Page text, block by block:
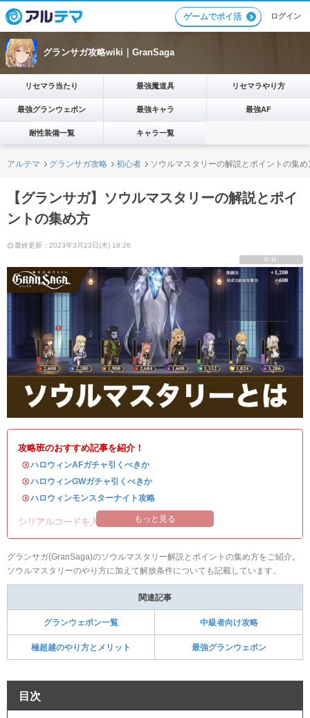
ゲームでポイ活 ログイン
グランサガ攻略wiki｜GranSaga
リセマラ当たり 最強魔道具 リセマラやり方
最強グランウェポン 最強キャラ 最強AF
耐性装備一覧 キャラ一覧
アルテマ グランサガ攻略 初心者 ソウルマスタリーの解説とポイントの集め
【グランサガ】ソウルマスタリーの解説とポイ
ントの集め方
最終更新：2023年3月23日(木) 18:26
PR
攻略班のおすすめ記事を紹介！
・ハロウィンAFガチャ引くべきか
・ハロウィンGWガチャ引くべきか
・ハロウィンモンスターナイト攻略
シリアルコードを入れて豪華アイテムを入手！
もっと見る
グランサガ(GranSaga)のソウルマスタリー解説とポイントの集め方をご紹介。
ソウルマスタリーのやり方に加えて解放条件についても記載しています。
関連記事
グランウェポン一覧 中級者向け攻略
極超越のやり方とメリット 最強グランウェポン
目次